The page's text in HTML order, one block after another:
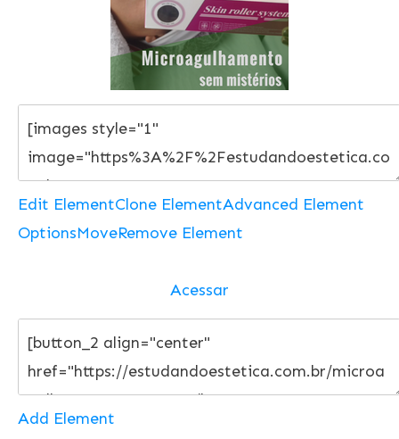
Edit ElementClone ElementAdvanced Element
OptionsMoveRemove Element
Acessar
Add Element